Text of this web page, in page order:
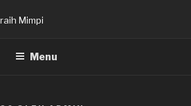
Mimpi
Menu